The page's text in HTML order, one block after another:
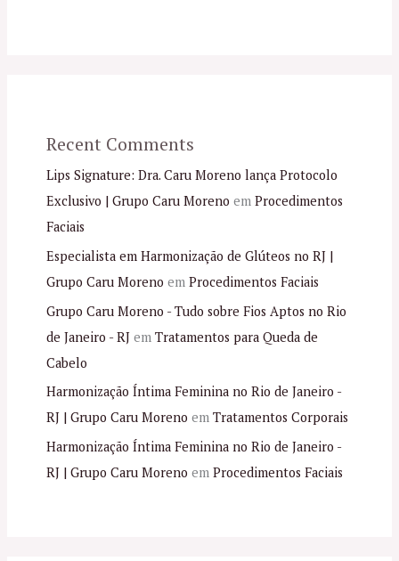
Recent Comments
Lips Signature: Dra. Caru Moreno lança Protocolo
Exclusivo | Grupo Caru Moreno em Procedimentos
Faciais
Especialista em Harmonização de Glúteos no RJ |
Grupo Caru Moreno em Procedimentos Faciais
Grupo Caru Moreno - Tudo sobre Fios Aptos no Rio
de Janeiro - RJem Tratamentos para Queda de
Cabelo
Harmonização Íntima Feminina no Rio de Janeiro -
RJ | Grupo Caru Moreno em Tratamentos Corporais
Harmonização Íntima Feminina no Rio de Janeiro -
RJ | Grupo Caru Moreno em Procedimentos Faciais